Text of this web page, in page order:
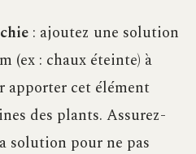
: ajoutez une solution
(ex : chaux éteinte) à
apporter cet élément
des plants. Assurez-
solution pour ne pas